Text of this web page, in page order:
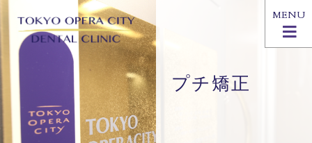
MENU
プチ矯正